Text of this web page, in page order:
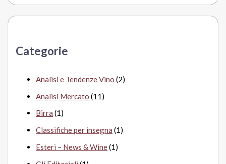
r
:Categorie
Analisi e Tendenze Vino (2)
Analisi Mercato (11)
Birra (1)
Classifiche per insegna (1)
Esteri – News & Wine(1)